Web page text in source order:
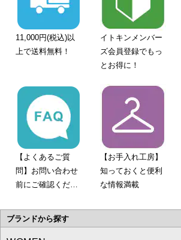
11,000円(税込)以
上で送料無料！
イトキンメンバー
ズ会員登録でもっ
とお得に！
【よくあるご質
問】お問い合わせ
前にご確認くださ
【お手入れ工房】
知っておくと便利
な情報満載
ブランドから探す